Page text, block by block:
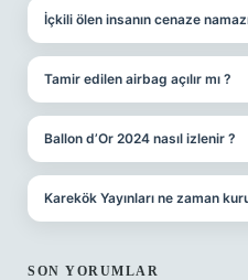
İçkili ölen insanın cenaze namazı
Tamir edilen airbag açılır mı ?
Ballon d’Or 2024 nasıl izlenir ?
Karekök Yayınları ne zaman
SON YORUMLAR